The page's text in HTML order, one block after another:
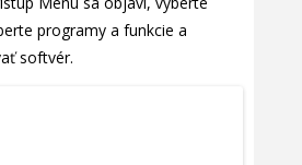
programy a funkcie a
softvér.